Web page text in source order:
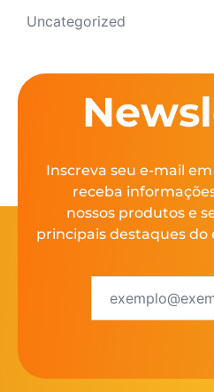
Uncategorized
Inscreva seu e-mail
receba
nossos produtos e
principais destaques